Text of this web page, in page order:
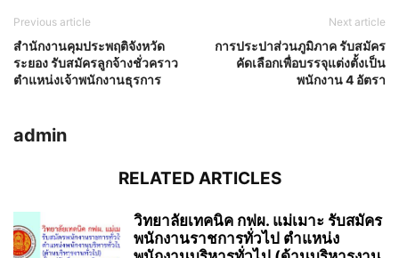
Previous article
สำนักงานคุมประพฤติจังหวัด
ระยอง รับสมัครลูกจ้างชั่วคราว
ตำแหน่งเจ้าพนักงานธุรการ
Next article
การประปาส่วนภูมิภาค รับสมัคร
คัดเลือกเพื่อบรรจุแต่งตั้งเป็น
พนักงาน 4 อัตรา
admin
RELATED ARTICLES
วิทยาลัยเทคนิค กฟผ. แม่เมาะ รับสมัคร
พนักงานราชการทั่วไป ตำแหน่ง